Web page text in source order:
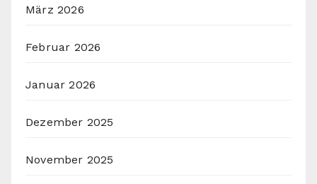
März 2026
Februar 2026
Januar 2026
Dezember 2025
November 2025